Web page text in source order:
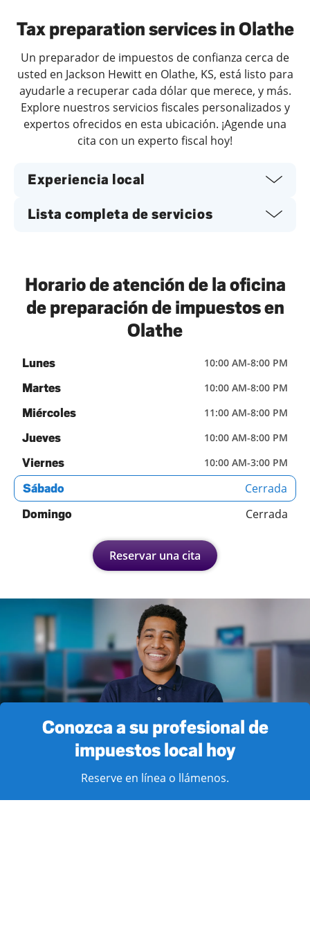
Tax preparation services in Olathe
Un preparador de impuestos de confianza cerca de
usted en Jackson Hewitt en Olathe, KS, está listo para
ayudarle a recuperar cada dólar que merece, y más.
Explore nuestros servicios fiscales personalizados y
expertos ofrecidos en esta ubicación. ¡Agende una
cita con un experto fiscal hoy!
Experiencia local
Lista completa de servicios
Horario de atención de la oficina
de preparación de impuestos en
Olathe
Lunes 10:00 AM-8:00 PM
Martes 10:00 AM-8:00 PM
Miércoles 11:00 AM-8:00 PM
Jueves 10:00 AM-8:00 PM
Viernes 10:00 AM-3:00 PM
Sábado Cerrada
Domingo Cerrada
Reservar una cita
Conozca a su profesional de
impuestos local hoy
Reserve en línea o llámenos.